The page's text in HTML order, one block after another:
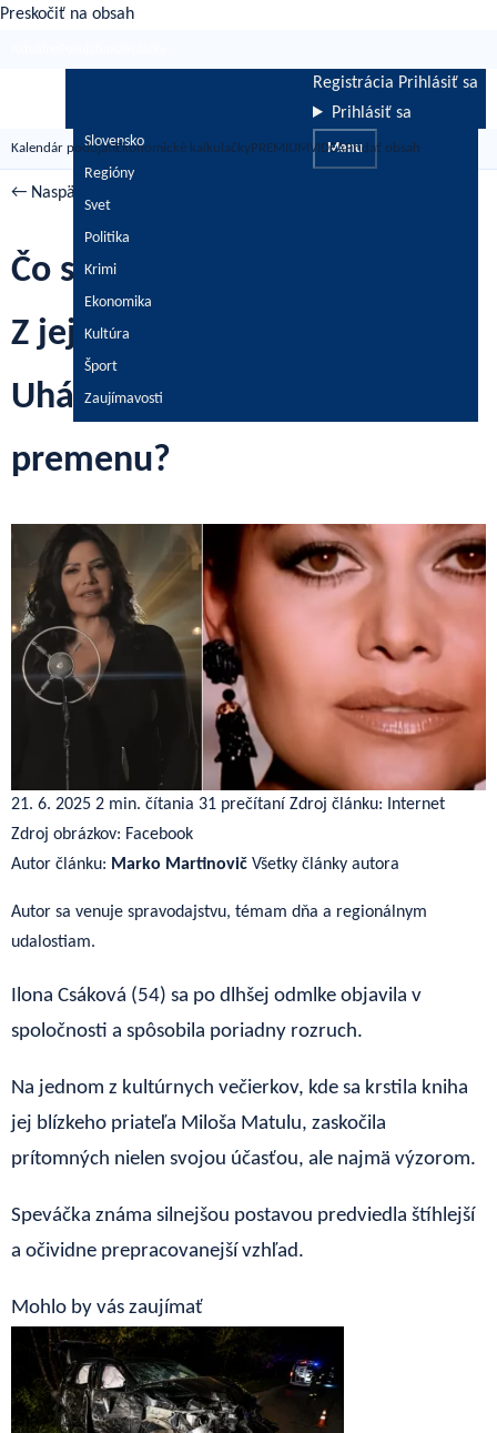
Preskočiť na obsah
Slovensko
Regióny
Svet
Politika
Krimi
Ekonomika
Kultúra
Šport
Zaujímavosti
Registrácia Prihlásiť sa
Prihlásiť sa
Menu
Kalendár podujatíEkonomické kalkulačkyPREMIUMVIDEÁPridať obsah
← Naspäť
Čo sa deje s Ilonou Csákovou?
Z jej figúry padáte na zadok!
Uhádnete, čo spôsobilo túto
premenu?
21. 6. 2025 2 min. čítania 31 prečítaní Zdroj článku: Internet
Zdroj obrázkov: Facebook
Autor článku: Marko Martinovič Všetky články autora
Autor sa venuje spravodajstvu, témam dňa a regionálnym
udalostiam.
Ilona Csáková (54) sa po dlhšej odmlke objavila v
spoločnosti a spôsobila poriadny rozruch.
Na jednom z kultúrnych večierkov, kde sa krstila kniha
jej blízkeho priateľa Miloša Matulu, zaskočila
prítomných nielen svojou účasťou, ale najmä výzorom.
Speváčka známa silnejšou postavou predviedla štíhlejší
a očividne prepracovanejší vzhľad.
Mohlo by vás zaujímať